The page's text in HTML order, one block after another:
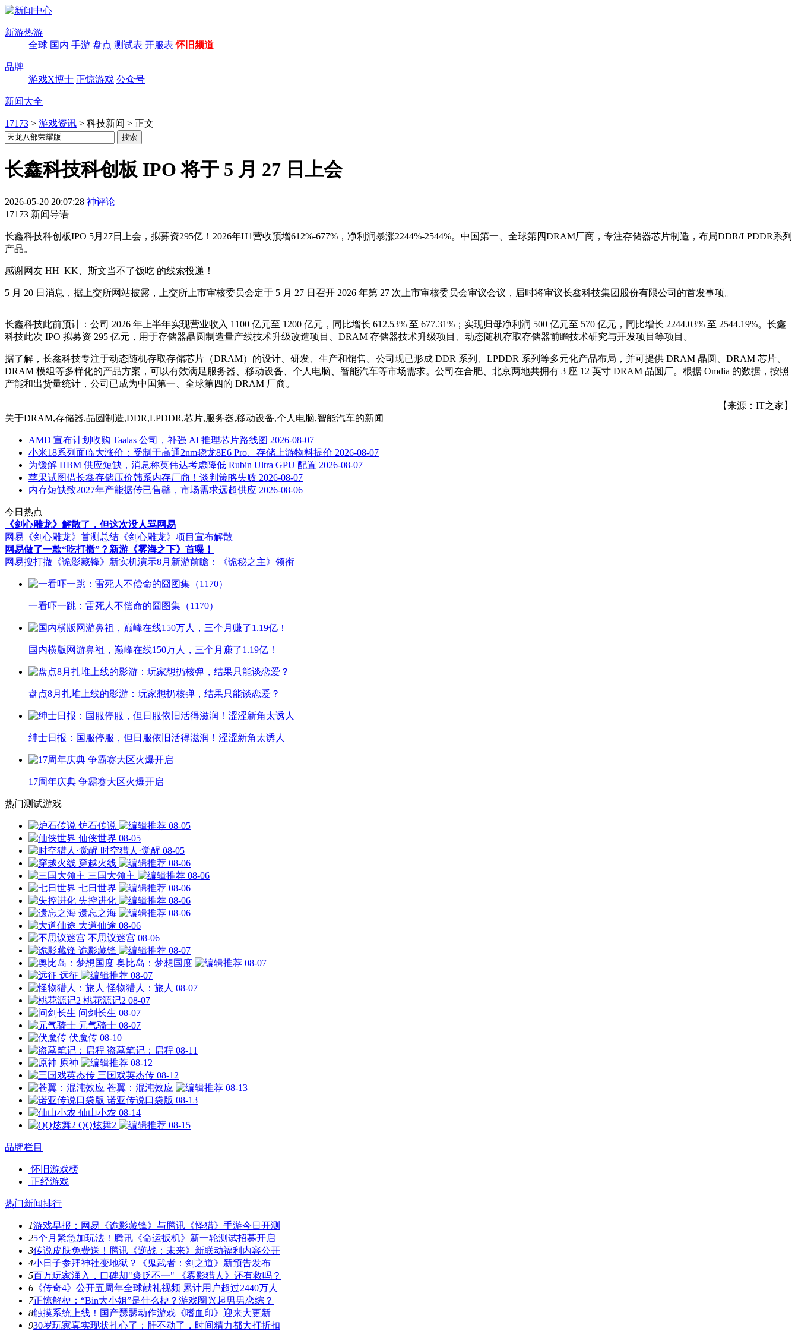
新游热游
全球 国内 手游 盘点 测试表 开服表 怀旧频道
品牌
游戏X博士 正惊游戏 公众号
新闻大全
17173 > 游戏资讯 > 科技新闻 > 正文
长鑫科技科创板 IPO 将于 5 月 27 日上会
2026-05-20 20:07:28 神评论
17173 新闻导语
长鑫科技科创板IPO 5月27日上会，拟募资295亿！2026年H1营收预增612%-677%，净利润暴涨2244%-2544%。中国第一、全球第四DRAM厂商，专注存储器芯片制造，布局DDR/LPDDR系列
产品。
感谢网友 HH_KK、斯文当不了饭吃 的线索投递！
5 月 20 日消息，据上交所网站披露，上交所上市审核委员会定于 5 月 27 日召开 2026 年第 27 次上市审核委员会审议会议，届时将审议长鑫科技集团股份有限公司的首发事项。
长鑫科技此前预计：公司 2026 年上半年实现营业收入 1100 亿元至 1200 亿元，同比增长 612.53% 至 677.31%；实现归母净利润 500 亿元至 570 亿元，同比增长 2244.03% 至 2544.19%。长鑫
科技此次 IPO 拟募资 295 亿元，用于存储器晶圆制造量产线技术升级改造项目、DRAM 存储器技术升级项目、动态随机存取存储器前瞻技术研究与开发项目等项目。
据了解，长鑫科技专注于动态随机存取存储芯片（DRAM）的设计、研发、生产和销售。公司现已形成 DDR 系列、LPDDR 系列等多元化产品布局，并可提供 DRAM 晶圆、DRAM 芯片、
DRAM 模组等多样化的产品方案，可以有效满足服务器、移动设备、个人电脑、智能汽车等市场需求。公司在合肥、北京两地共拥有 3 座 12 英寸 DRAM 晶圆厂。根据 Omdia 的数据，按照
产能和出货量统计，公司已成为中国第一、全球第四的 DRAM 厂商。
【来源：IT之家】
关于DRAM,存储器,晶圆制造,DDR,LPDDR,芯片,服务器,移动设备,个人电脑,智能汽车的新闻
AMD 宣布计划收购 Taalas 公司，补强 AI 推理芯片路线图 2026-08-07
小米18系列面临大涨价：受制于高通2nm骁龙8E6 Pro、存储上游物料提价 2026-08-07
为缓解 HBM 供应短缺，消息称英伟达考虑降低 Rubin Ultra GPU 配置 2026-08-07
苹果试图借长鑫存储压价韩系内存厂商！谈判策略失败 2026-08-07
内存短缺致2027年产能据传已售罄，市场需求远超供应 2026-08-06
今日热点
《剑心雕龙》解散了，但这次没人骂网易
网易《剑心雕龙》首测总结 《剑心雕龙》项目宣布解散
网易做了一款“吃打撤”？新游《雾海之下》首曝！
网易搜打撤《诡影藏锋》新实机演示8月新游前瞻：《诡秘之主》领衔
一看吓一跳：雷死人不偿命的囧图集（1170）
国内横版网游鼻祖，巅峰在线150万人，三个月赚了1.19亿！
盘点8月扎堆上线的影游：玩家想扔核弹，结果只能谈恋爱？
绅士日报：国服停服，但日服依旧活得滋润！涩涩新角太诱人
17周年庆典 争霸赛大区火爆开启
热门测试游戏
炉石传说
08-05
仙侠世界 08-05
时空猎人·觉醒 08-05
穿越火线
08-06
三国大领主
08-06
七日世界
08-06
失控进化
08-06
遗忘之海
08-06
大道仙途 08-06
不思议迷宫 08-06
诡影藏锋
08-07
奥比岛：梦想国度
08-07
远征
08-07
怪物猎人：旅人 08-07
桃花源记2 08-07
问剑长生 08-07
元气骑士 08-07
伏魔传 08-10
盗墓笔记：启程 08-11
原神
08-12
三国戏英杰传 08-12
苍翼：混沌效应
08-13
诺亚传说口袋版 08-13
仙山小农 08-14
QQ炫舞2
08-15
品牌栏目
怀旧游戏榜
正经游戏
热门新闻排行
1游戏早报：网易《诡影藏锋》与腾讯《怪猎》手游今日开测
25个月紧急加玩法！腾讯《命运扳机》新一轮测试招募开启
3传说皮肤免费送！腾讯《逆战：未来》新联动福利内容公开
4小日子参拜神社变地狱？《鬼武者：剑之道》新预告发布
5百万玩家涌入，口碑却"褒贬不一" 《雾影猎人》还有救吗？
6 《传奇4》公开五周年全球献礼视频 累计用户超过2440万人
7正惊解梗：“Bin大小姐”是什么梗？游戏圈兴起男男恋综？
8触摸系统上线！国产瑟瑟动作游戏《嗜血印》迎来大更新
930岁玩家真实现状扎心了：肝不动了，时间精力都大打折扣